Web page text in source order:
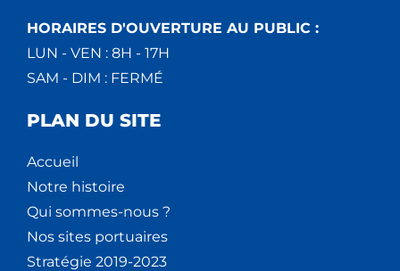
HORAIRES D'OUVERTURE AU PUBLIC :
LUN - VEN : 8H - 17H
SAM - DIM : FERMÉ
PLAN DU SITE
Accueil
Notre histoire
Qui sommes-nous ?
Nos sites portuaires
Stratégie 2019-2023